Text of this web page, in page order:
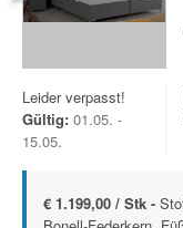
Leider verpasst!
Gültig: 01.05. -
15.05.
€ 1.199,00 / Stk -